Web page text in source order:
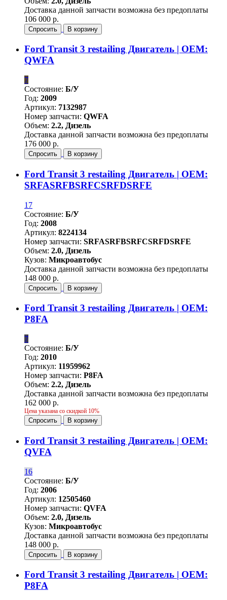
Доставка данной запчасти возможна без предоплаты
106 000 р.
Спросить В корзину
Ford Transit 3 restailing Двигатель | OEM:
QWFA
7
Состояние: Б/У
Год: 2009
Артикул: 7132987
Номер запчасти: QWFA
Объем: 2.2, Дизель
Доставка данной запчасти возможна без предоплаты
176 000 р.
Спросить В корзину
Ford Transit 3 restailing Двигатель | OEM:
SRFASRFBSRFCSRFDSRFE
17
Состояние: Б/У
Год: 2008
Артикул: 8224134
Номер запчасти: SRFASRFBSRFCSRFDSRFE
Объем: 2.0, Дизель
Кузов: Микроавтобус
Доставка данной запчасти возможна без предоплаты
148 000 р.
Спросить В корзину
Ford Transit 3 restailing Двигатель | OEM:
P8FA
7
Состояние: Б/У
Год: 2010
Артикул: 11959962
Номер запчасти: P8FA
Объем: 2.2, Дизель
Доставка данной запчасти возможна без предоплаты
162 000 р.
Цена указана со скидкой 10%
Спросить В корзину
Ford Transit 3 restailing Двигатель | OEM:
QVFA
16
Состояние: Б/У
Год: 2006
Артикул: 12505460
Номер запчасти: QVFA
Объем: 2.0, Дизель
Кузов: Микроавтобус
Доставка данной запчасти возможна без предоплаты
148 000 р.
Спросить В корзину
Ford Transit 3 restailing Двигатель | OEM:
P8FA